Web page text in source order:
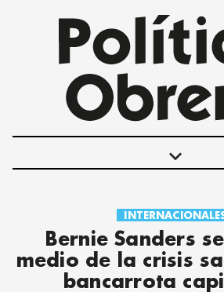
keyboard_arrow_down
POLÍTICAS
MOVIMIENTO
MUJER
Bernie Sanders
medio de la crisis
bancarrota